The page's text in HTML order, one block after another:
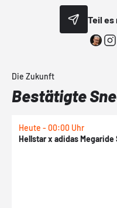
Teil
Die Zukunft
Bestätigte
Heute - 00:00 Uhr
Hellstar x adidas Megaride